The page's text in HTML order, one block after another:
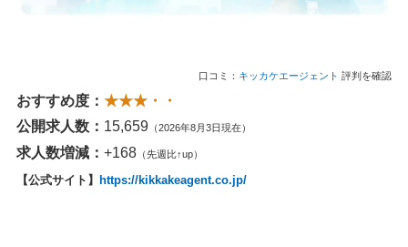
口コミ： キッカケエージェント 評判を確認
おすすめ度： ★★★・・
公開求人数： 15,659 （2026年8月3日現在）
求人数増減： +168 （先週比↑up）
【公式サイト】 https://kikkakeagent.co.jp/